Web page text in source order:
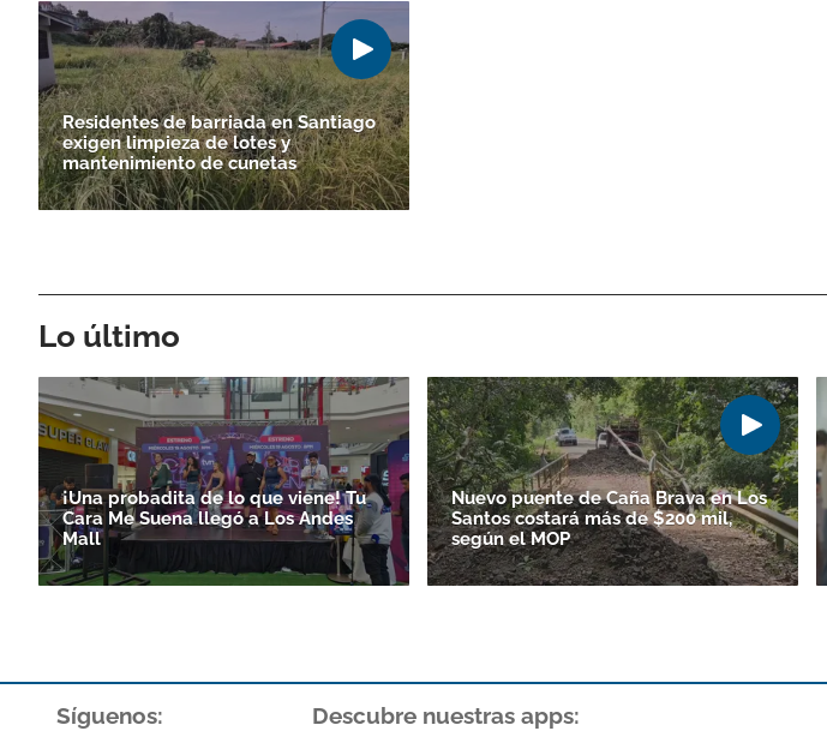
Residentes de barriada en Santiago
exigen limpieza de lotes y
mantenimiento de cunetas
Lo último
¡Una probadita de lo que viene! Tu
Cara Me Suena llegó a Los Andes
Mall
Nuevo puente de Caña Brava en Los
Santos costará más de $200 mil,
según el MOP
Síguenos: Descubre nuestras apps: